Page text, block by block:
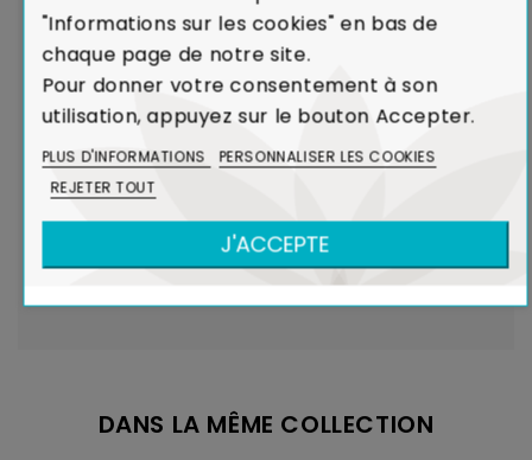
reçu ou de non-conformité par rapport à votre
Voir Charte de Qualité
Dans le cadre de la production de caoutchouc,
l'Hévéa était un arbre voué à l'incinération.
Le recyclage de l'Hévéa dans la réalisation de
meubles contribue ainsi à limiter l'émission de
CO₂ dans l'atmosphère.
DANS LA MÊME COLLECTION
"Informations sur les cookies" en bas de
chaque page de notre site.
Pour donner votre consentement à son
utilisation, appuyez sur le bouton Accepter.
PLUS D'INFORMATIONS
PERSONNALISER LES COOKIES
REJETER TOUT
J'ACCEPTE